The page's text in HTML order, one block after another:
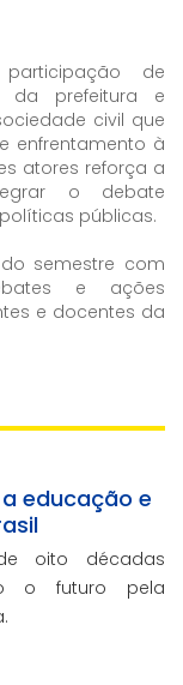
de
da prefeitura e
civil que
enfrentamento à
atores reforça a
o debate
públicas.
semestre com
e ações
e docentes da
educação e
oito décadas
o futuro pela